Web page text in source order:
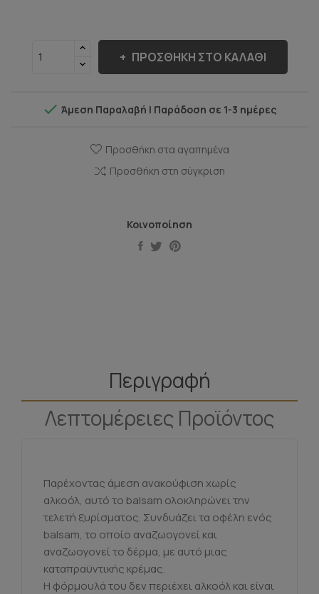
ΠΡΟΣΘΉΚΗ ΣΤΟ ΚΑΛΆΘΙ
 Άμεση Παραλαβή | Παράδοση σε 1-3 ημέρες
Προσθήκη στα αγαπημένα
Προσθήκη στη σύγκριση
Κοινοποίηση
Περιγραφή
Λεπτομέρειες Προϊόντος
Παρέχοντας άμεση ανακούφιση χωρίς
αλκοόλ, αυτό το balsam ολοκληρώνει την
τελετή ξυρίσματος. Συνδυάζει τα οφέλη ενός
balsam, το οποίο αναζωογονεί και
αναζωογονεί το δέρμα, με αυτό μιας
καταπραϋντικής κρέμας.
Η φόρμουλά του δεν περιέχει αλκοόλ και είναι